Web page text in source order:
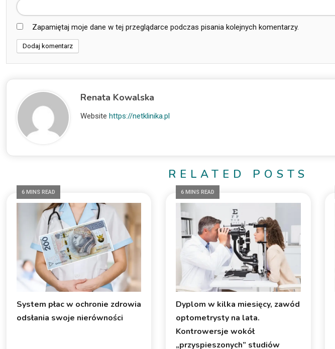
Zapamiętaj moje dane w tej przeglądarce podczas pisania kolejnych komentarzy.
Renata Kowalska
Website https://netklinika.pl
RELATED POSTS
6 MINS READ
System płac w ochronie zdrowia
odsłania swoje nierówności
6 MINS READ
Dyplom w kilka miesięcy, zawód
optometrysty na lata.
Kontrowersje wokół
„przyspieszonych” studiów